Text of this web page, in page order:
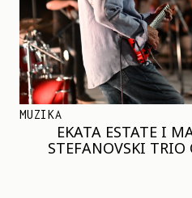
MUZIKA
EKATA ESTATE I
STEFANOVSKI TRIO